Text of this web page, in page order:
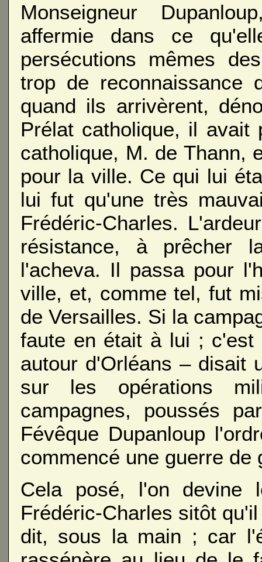
Monseigneur
affermie dans ce
persécutions mêmes
trop de reconnaissance
quand ils arrivèrent,
Prélat catholique, il avait
catholique, M. de Thann,
pour la ville. Ce qui lui
lui fut qu'une très
Frédéric-Charles.
résistance, à prêcher
l'acheva. Il passa pour
ville, et, comme tel, fut
de Versailles. Si la
faute en était à lui ;
autour d'Orléans – disait
sur les opérations
campagnes, poussés
Févêque Dupanloup
commencé une guerre
Cela posé, l'on devine
Frédéric-Charles sitôt
dit, sous la main ; car